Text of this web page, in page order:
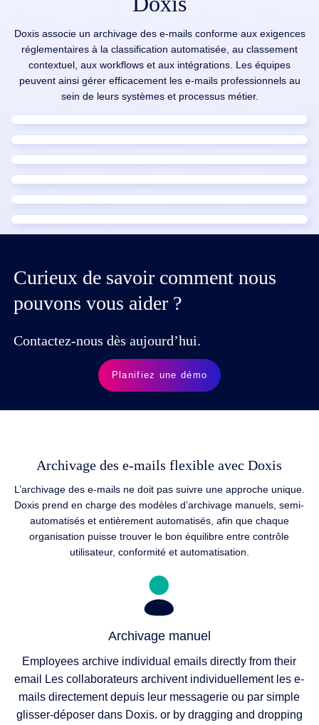
Doxis associe un archivage des e-mails conforme aux exigences
réglementaires à la classification automatisée, au classement
contextuel, aux workflows et aux intégrations. Les équipes
peuvent ainsi gérer efficacement les e-mails professionnels au
sein de leurs systèmes et processus métier.
Curieux de savoir comment nous
pouvons vous aider ?
Contactez-nous dès aujourd’hui.
Planifiez une démo
Archivage des e-mails flexible avec Doxis
L’archivage des e-mails ne doit pas suivre une approche unique.
Doxis prend en charge des modèles d’archivage manuels, semi-
automatisés et entièrement automatisés, afin que chaque
organisation puisse trouver le bon équilibre entre contrôle
utilisateur, conformité et automatisation.
Archivage manuel
Employees archive individual emails directly from their
email Les collaborateurs archivent individuellement les e-
mails directement depuis leur messagerie ou par simple
glisser-déposer dans Doxis. or by dragging and dropping